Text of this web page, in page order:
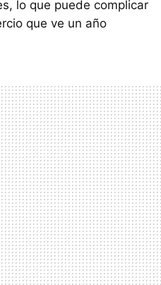
lo que puede complicar
que ve un año